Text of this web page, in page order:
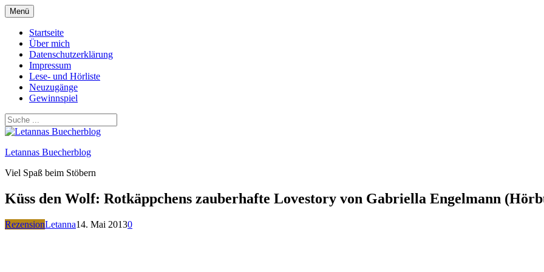
Zum
Inhalt
springen
Menü
Startseite
Über mich
Datenschutzerklärung
Impressum
Lese- und Hörliste
Neuzugänge
Gewinnspiel
Letannas Buecherblog
Viel Spaß beim Stöbern
Küss den Wolf: Rotkäppchens zauberhafte Lovestory von Gabriella Engelmann
RezensionLetanna14. Mai 20130